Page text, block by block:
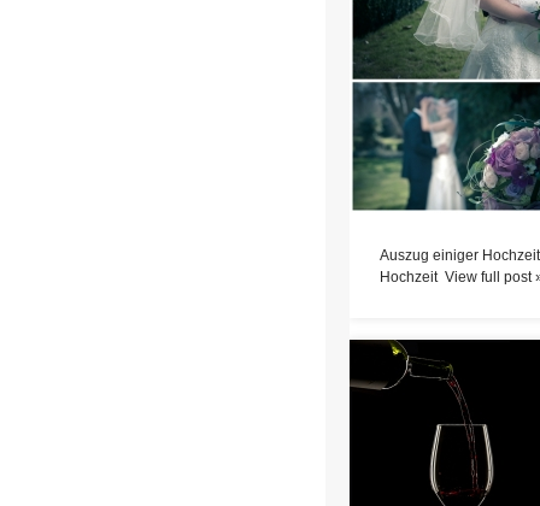
Auszug einiger
Hochzeit View full post